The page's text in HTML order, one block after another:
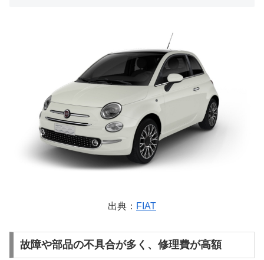
出典： FIAT
故障や部品の不具合が多く、修理費が高額